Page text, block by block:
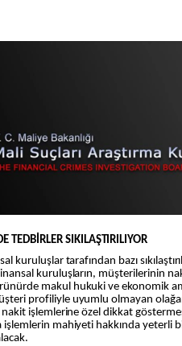
TEDBİRLER SIKILAŞTIRILIYOR
kuruluşlar tarafından bazı
kuruluşların, müşterilerinin
makul hukuki ve ekonomik
profiliyle uyumlu olmayan
nakit işlemlerine özel dikkat
işlemlerin mahiyeti hakkında yeterli